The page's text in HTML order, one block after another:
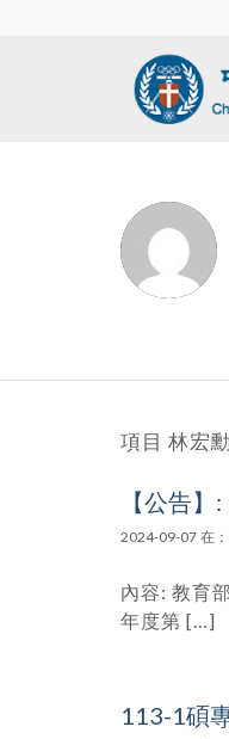
項目 林宏勳
【公告
2024-09-07 在：
內容: 教育
年度第 […]
113-1碩